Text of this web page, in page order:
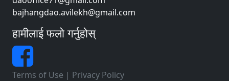
bajhangdao.avilekh@gmail.com
हामीलाई फलो गर्नुहोस्
Terms of Use | Privacy Policy